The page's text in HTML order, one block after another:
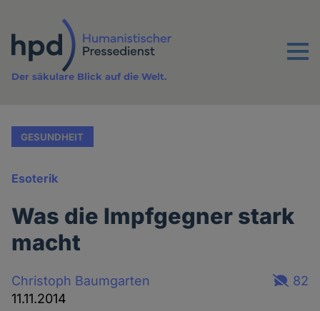
Inhalt
Menu
Der säkulare Blick auf die Welt.
GESUNDHEIT
Esoterik
Was die Impfgegner stark
macht
Christoph Baumgarten
11.11.2014
82